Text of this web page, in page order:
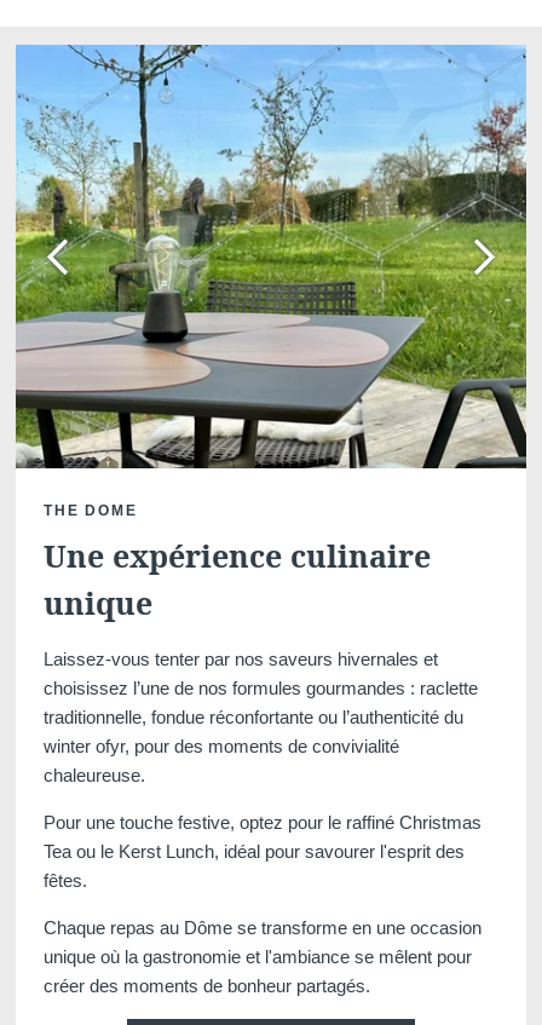
THE DOME
Une expérience culinaire
unique
Laissez-vous tenter par nos saveurs hivernales et
choisissez l’une de nos formules gourmandes : raclette
traditionnelle, fondue réconfortante ou l’authenticité du
winter ofyr, pour des moments de convivialité
chaleureuse.
Pour une touche festive, optez pour le raffiné Christmas
Tea ou le Kerst Lunch, idéal pour savourer l'esprit des
fêtes.
Chaque repas au Dôme se transforme en une occasion
unique où la gastronomie et l'ambiance se mêlent pour
créer des moments de bonheur partagés.
Martin's Louvain-la-
Neuve
Louvain-la-Neuve, 3*
Martin's All Suites
Louvain-la-Neuve, 4*
Martin's Klooster
Louvain, 4*
Martin's Patershof
Martin's Dream Hotel
Mons, 4* Tubize, 4*